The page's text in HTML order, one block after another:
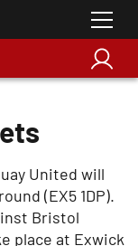
United will
(EX5 1DP).
Bristol
place at Exwick